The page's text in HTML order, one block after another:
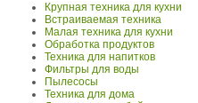
Крупная техника для кухни
Встраиваемая техника
Малая техника для кухни
Обработка продуктов
Техника для напитков
Фильтры для воды
Пылесосы
Техника для дома